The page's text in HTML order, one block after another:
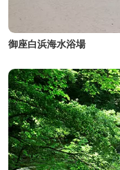
御座白浜海水浴場